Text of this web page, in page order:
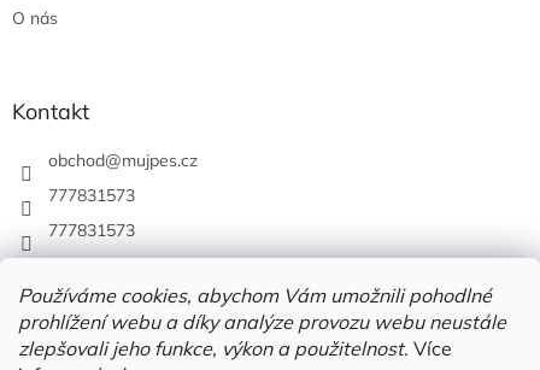
Používáme cookies, abychom Vám umožnili pohodlné
prohlížení webu a díky analýze provozu webu neustále
zlepšovali jeho funkce, výkon a použitelnost. Více
O nás
Kontakt
obchod@mujpes.cz
777831573
777831573